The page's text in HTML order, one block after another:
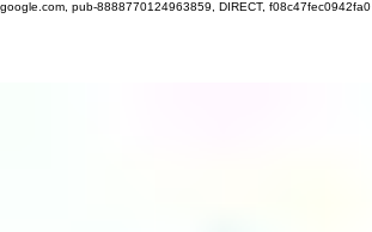
google.com, pub-8888770124963859, DIRECT, f08c47fec0942fa0